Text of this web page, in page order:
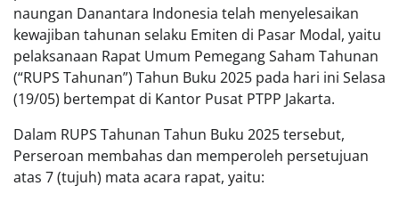
naungan Danantara Indonesia telah menyelesaikan
kewajiban tahunan selaku Emiten di Pasar Modal, yaitu
pelaksanaan Rapat Umum Pemegang Saham Tahunan
(“RUPS Tahunan”) Tahun Buku 2025 pada hari ini Selasa
(19/05) bertempat di Kantor Pusat PTPP Jakarta.
Dalam RUPS Tahunan Tahun Buku 2025 tersebut,
Perseroan membahas dan memperoleh persetujuan
atas 7 (tujuh) mata acara rapat, yaitu: